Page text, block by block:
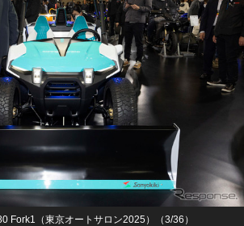
Fork1（東京オートサロン2025）（3/36）